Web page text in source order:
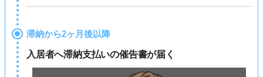
滞納から2ヶ月後以降
入居者へ滞納支払いの催告書が届く